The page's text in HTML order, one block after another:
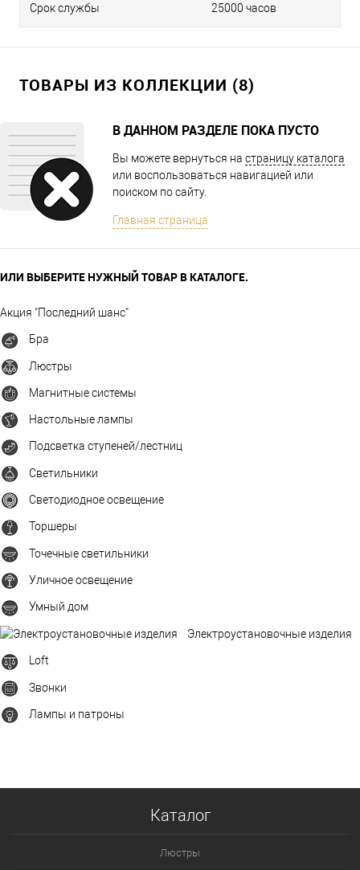
Срок службы 25000 часов
ТОВАРЫ ИЗ КОЛЛЕКЦИИ (8)
В ДАННОМ РАЗДЕЛЕ ПОКА ПУСТО
Вы можете вернуться на страницу каталога
или воспользоваться навигацией или
поиском по сайту.
Главная страница
ИЛИ ВЫБЕРИТЕ НУЖНЫЙ ТОВАР В КАТАЛОГЕ.
Акция "Последний шанс"
Бра
Люстры
Магнитные системы
Настольные лампы
Подсветка ступеней/лестниц
Светильники
Светодиодное освещение
Торшеры
Точечные светильники
Уличное освещение
Умный дом
Электроустановочные изделия
Loft
Звонки
Лампы и патроны
Каталог
Люстры